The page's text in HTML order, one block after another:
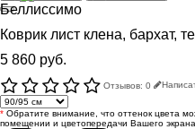
Беллиссимо
Коврик лист клена, бархат,
5 860 руб.
Отзывов: 0
* Обратите внимание, что оттенок цвета
помещении и цветопередачи Вашего